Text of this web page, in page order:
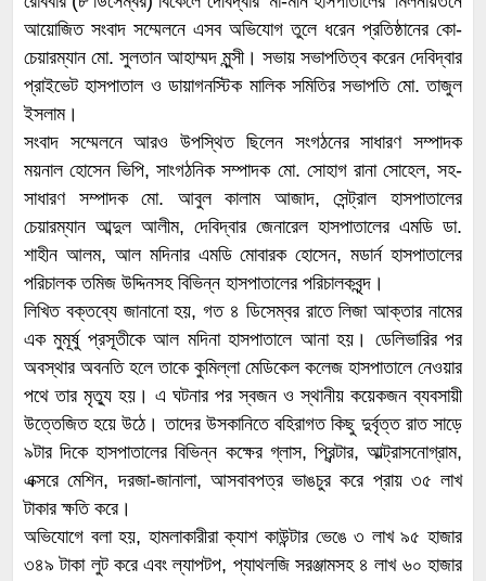
আয়োজিত সংবাদ সম্মেলনে এসব অভিযোগ তুলে ধরেন প্রতিষ্ঠানের কো-
চেয়ারম্যান মো. সুলতান আহাম্মদ মুন্সী। সভায় সভাপতিত্ব করেন দেবিদ্বার
প্রাইভেট হাসপাতাল ও ডায়াগনস্টিক মালিক সমিতির সভাপতি মো. তাজুল
ইসলাম।
সংবাদ সম্মেলনে আরও উপস্থিত ছিলেন সংগঠনের সাধারণ সম্পাদক
ময়নাল হোসেন ভিপি, সাংগঠনিক সম্পাদক মো. সোহাগ রানা সোহেল, সহ-
সাধারণ সম্পাদক মো. আবুল কালাম আজাদ, সেন্ট্রাল হাসপাতালের
চেয়ারম্যান আব্দুল আলীম, দেবিদ্বার জেনারেল হাসপাতালের এমডি ডা.
শাহীন আলম, আল মদিনার এমডি মোবারক হোসেন, মডার্ন হাসপাতালের
পরিচালক তমিজ উদ্দিনসহ বিভিন্ন হাসপাতালের পরিচালকবৃন্দ।
লিখিত বক্তব্যে জানানো হয়, গত ৪ ডিসেম্বর রাতে লিজা আক্তার নামের
এক মুমূর্ষু প্রসূতীকে আল মদিনা হাসপাতালে আনা হয়। ডেলিভারির পর
অবস্থার অবনতি হলে তাকে কুমিল্লা মেডিকেল কলেজ হাসপাতালে নেওয়ার
পথে তার মৃত্যু হয়। এ ঘটনার পর স্বজন ও স্থানীয় কয়েকজন ব্যবসায়ী
উত্তেজিত হয়ে উঠে। তাদের উসকানিতে বহিরাগত কিছু দুর্বৃত্ত রাত সাড়ে
৯টার দিকে হাসপাতালের বিভিন্ন কক্ষের গ্লাস, প্রিন্টার, আল্ট্রাসনোগ্রাম,
এক্সরে মেশিন, দরজা-জানালা, আসবাবপত্র ভাঙচুর করে প্রায় ৩৫ লাখ
টাকার ক্ষতি করে।
অভিযোগে বলা হয়, হামলাকারীরা ক্যাশ কাউন্টার ভেঙে ৩ লাখ ৯৫ হাজার
৩৪৯ টাকা লুট করে এবং ল্যাপটপ, প্যাথলজি সরঞ্জামসহ ৪ লাখ ৬০ হাজার